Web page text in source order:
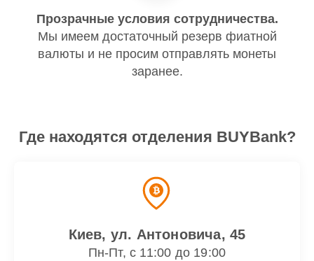
Прозрачные условия сотрудничества.
Мы имеем достаточный резерв фиатной
валюты и не просим отправлять монеты
заранее.
Где находятся отделения BUYBank?
Киев, ул. Антоновича, 45
Пн-Пт, с 11:00 до 19:00